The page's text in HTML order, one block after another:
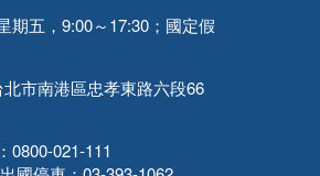
期五，9:00～17:30；國定假
北市南港區忠孝東路六段66
0800-021-111